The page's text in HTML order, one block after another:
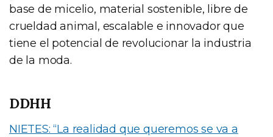
base de micelio, material sostenible, libre de
crueldad animal, escalable e innovador que
tiene el potencial de revolucionar la industria
de la moda.
DDHH
NIETES: “La realidad que queremos se va a